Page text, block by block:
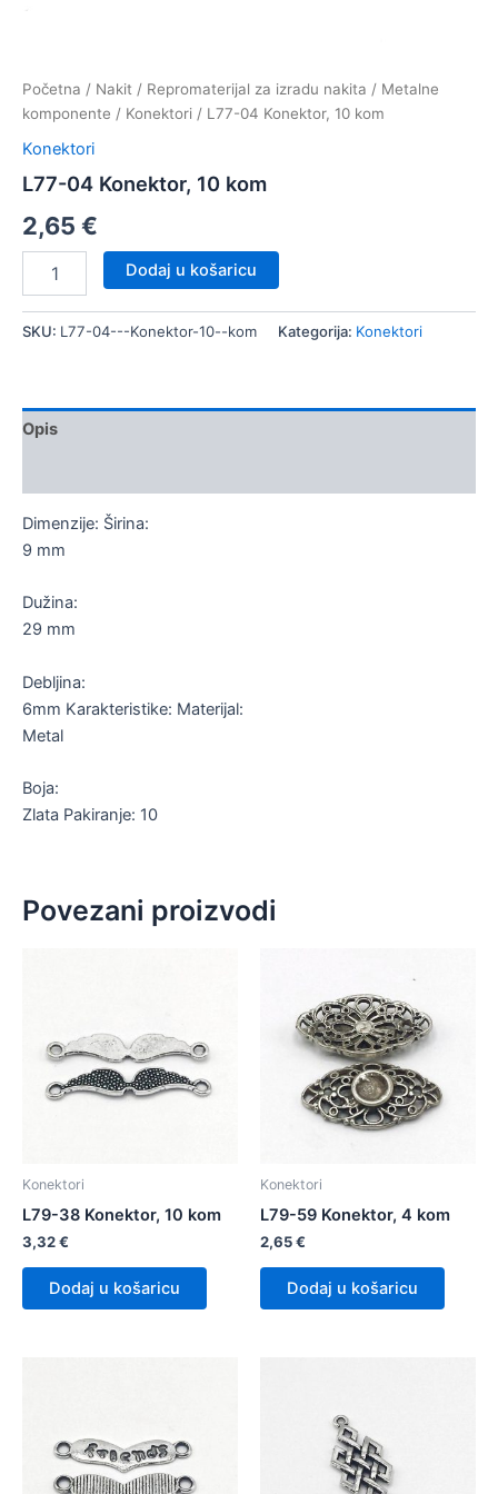
Početna / Nakit / Repromaterijal za izradu nakita / Metalne
komponente / Konektori / L77-04 Konektor, 10 kom
Konektori
L77-04 Konektor, 10 kom
2,65 €
10
Dodaj u košaricu
SKU: L77-04---Konektor-10--kom Kategorija: Konektori
Opis
Dimenzije: Širina:
9 mm
Dužina:
29 mm
Debljina:
6mm Karakteristike: Materijal:
Metal
Boja:
Zlata Pakiranje: 10
Povezani proizvodi
Konektori
L79-38 Konektor, 10 kom
3,32€
Dodaj u košaricu
Konektori
L79-59 Konektor, 4 kom
2,65€
Dodaj u košaricu